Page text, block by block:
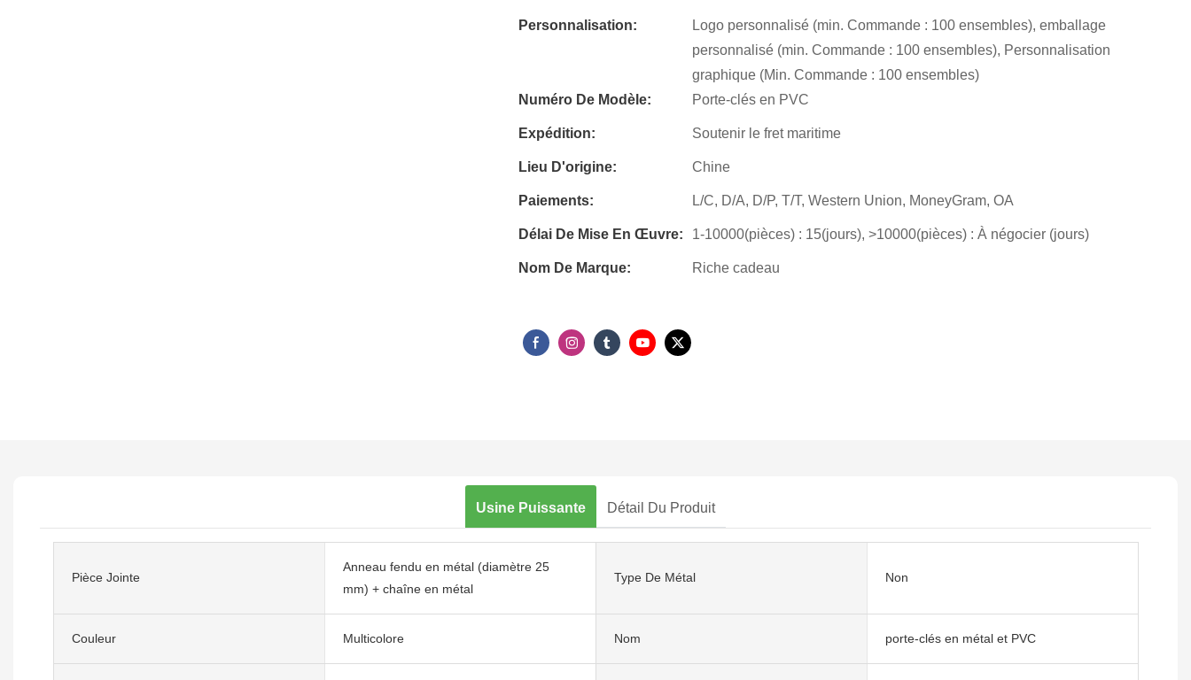
Personnalisation:
Logo personnalisé (min. Commande : 100 ensembles), emballage
personnalisé (min. Commande : 100 ensembles), Personnalisation
graphique (Min. Commande : 100 ensembles)
Numéro De Modèle:
Porte-clés en PVC
Expédition: Soutenir le fret maritime
Lieu D'origine: Chine
Paiements: L/C, D/A, D/P, T/T, Western Union, MoneyGram, OA
Délai De Mise En Œuvre: 1-10000(pièces) : 15(jours), >10000(pièces) : À négocier (jours)
Nom De Marque: Riche cadeau
Usine Puissante Détail Du Produit
Pièce Jointe
Anneau fendu en métal (diamètre 25
mm) + chaîne en métal
Type De Métal Non
Couleur Multicolore Nom porte-clés en métal et PVC